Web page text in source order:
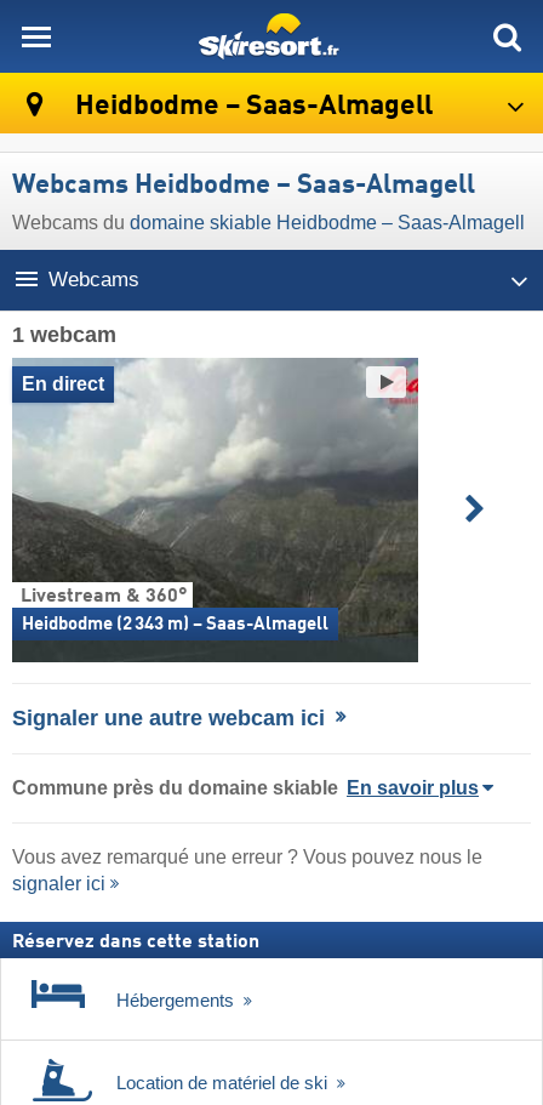
Heidbodme – Saas-Almagell
Webcams Heidbodme – Saas-Almagell
Webcams du domaine skiable Heidbodme – Saas-Almagell
Webcams
1 webcam
Livestream & 360°
Heidbodme (2 343 m) – Saas-Almagell
En direct
Signaler une autre webcam ici
Commune près du domaine skiable En savoir plus
Vous avez remarqué une erreur ? Vous pouvez nous le
signaler ici
Réservez dans cette station
Hébergements
Location de matériel de ski